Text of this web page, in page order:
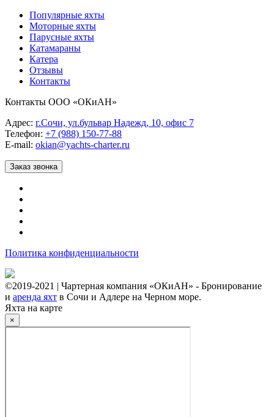
Популярные яхты
Моторные яхты
Парусные яхты
Катамараны
Катера
Отзывы
Контакты
Контакты ООО «ОКиАН»
Адрес: г.Сочи, ул.бульвар Надежд, 10, офис 7
Телефон: +7 (988) 150-77-88
E-mail: okian@yachts-charter.ru
Заказ звонка
Политика конфиденциальности
©2019-2021 | Чартерная компания «ОКиАН» - Бронирование
и аренда яхт в Сочи и Адлере на Черном море.
Яхта на карте
×